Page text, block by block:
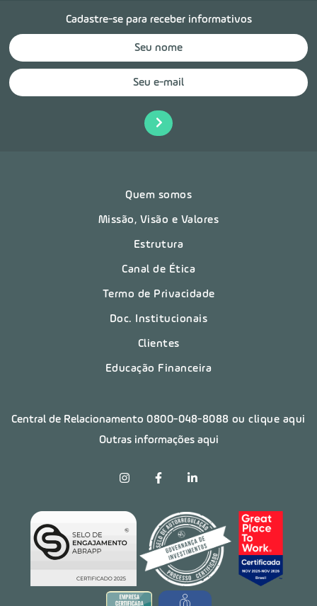
Cadastre-se para receber informativos
Quem somos
Missão, Visão e Valores
Estrutura
Canal de Ética
Termo de Privacidade
Doc. Institucionais
Clientes
Educação Financeira
Central de Relacionamento0800-048-8088 ou clique aqui
Outras informações aqui